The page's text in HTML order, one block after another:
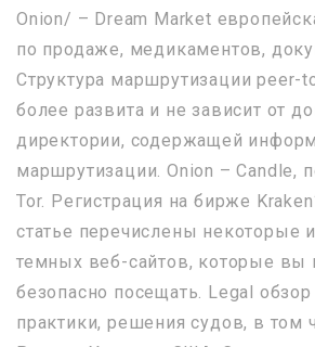
Onion/ – Dream Market
по продаже, медикаментов,
Структура маршрутизации peer-
более развита и не зависит от
директории, содержащей
маршрутизации. Onion – Candle,
Tor. Регистрация на бирже
статье перечислены некоторые
темных веб-сайтов, которые вы
безопасно посещать. Legal
практики, решения судов, в том